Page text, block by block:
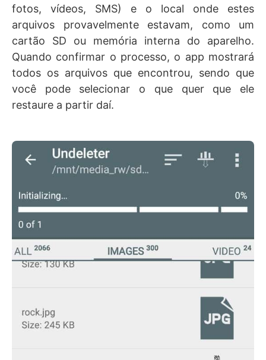
fotos, vídeos, SMS) e o local onde estes
arquivos provavelmente estavam, como um
cartão SD ou memória interna do aparelho.
Quando confirmar o processo, o app mostrará
todos os arquivos que encontrou, sendo que
você pode selecionar o que quer que ele
restaure a partir daí.